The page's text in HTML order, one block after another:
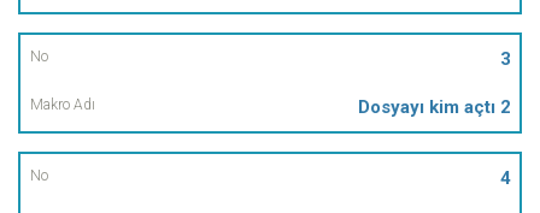
3
Dosyayı kim açtı 2
4